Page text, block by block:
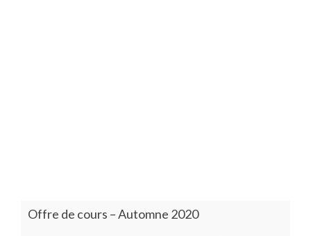
Offre de cours – Automne 2020